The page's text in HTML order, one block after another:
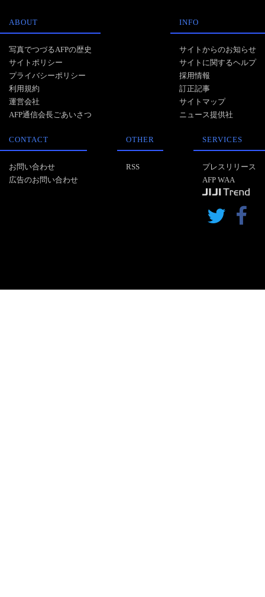
ABOUT
写真でつづるAFPの歴史
サイトポリシー
プライバシーポリシー
利用規約
運営会社
AFP通信会長ごあいさつ
INFO
サイトからのお知らせ
サイトに関するヘルプ
採用情報
訂正記事
サイトマップ
ニュース提供社
CONTACT
お問い合わせ
広告のお問い合わせ
OTHER
RSS
SERVICES
プレスリリース
AFP WAA